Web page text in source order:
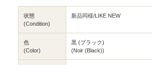
状態
(Condition)
新品同様/LIKE NEW
色
(Color)
黒 (ブラック)
(Noir (Black))